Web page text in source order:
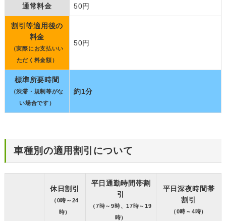
通常料金 50円
割引等適用後の
料金
（実際にお支払いい
ただく料金額）
50円
標準所要時間
（渋滞・規制等がな
い場合です）
約1分
車種別の適用割引について
休日割引
（0時～24
時）
平日通勤時間帯割
引
（7時～9時、17時～19
時）
平日深夜時間帯
割引
（0時～4時）